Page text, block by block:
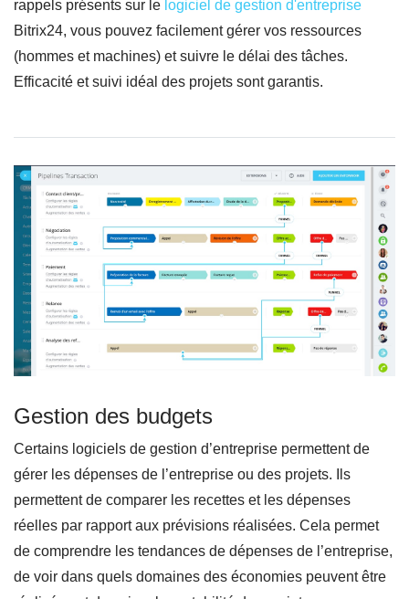
rappels présents sur le logiciel de gestion d'entreprise
Bitrix24, vous pouvez facilement gérer vos ressources
(hommes et machines) et suivre le délai des tâches.
Efficacité et suivi idéal des projets sont garantis.
Gestion des budgets
Certains logiciels de gestion d’entreprise permettent de
gérer les dépenses de l’entreprise ou des projets. Ils
permettent de comparer les recettes et les dépenses
réelles par rapport aux prévisions réalisées. Cela permet
de comprendre les tendances de dépenses de l’entreprise,
de voir dans quels domaines des économies peuvent être